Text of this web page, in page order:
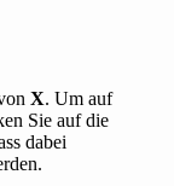
X. Um auf
Sie auf die
dabei